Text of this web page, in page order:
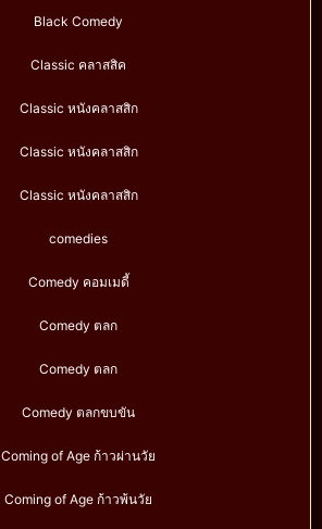
Black Comedy
Classic คลาสสิค
Classic หนังคลาสสิก
Classic หนังคลาสสิก
Classic หนังคลาสสิก
comedies
Comedy คอมเมดี้
Comedy ตลก
Comedy ตลก
Comedy ตลกขบขัน
Coming of Age ก้าวผ่านวัย
Coming of Age ก้าวพ้นวัย